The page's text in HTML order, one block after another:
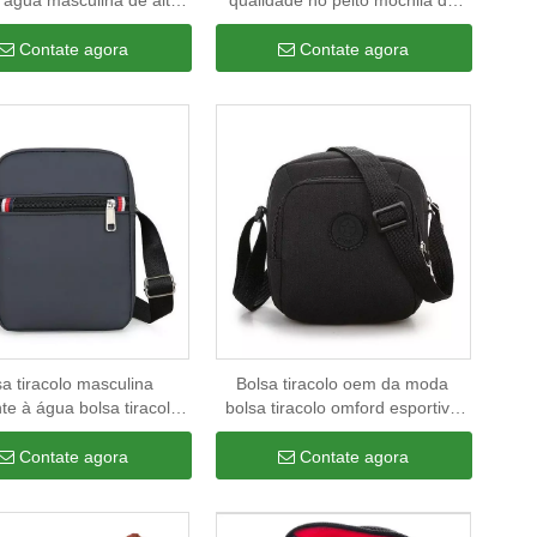
bolsas de ombro
crossbody
Contate agora
ombro personalizada bolsa
transversal de lona de algodão
para homens e mulheres
Contate agora
tiracolo masculina
à água bolsa tiracolo
logotipo personalizado
Contate agora
Bolsa tiracolo oem da moda
bolsa tiracolo omford esportiva
de alta qualidade bolsa tiracolo
para homens e mulheres
Contate agora